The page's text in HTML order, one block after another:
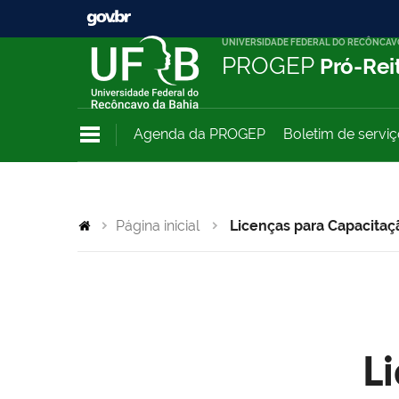
UNIVERSIDADE FEDERAL DO
PROGEP Pró-
Agenda da PROGEP Boletim de
Página inicial Licenças para